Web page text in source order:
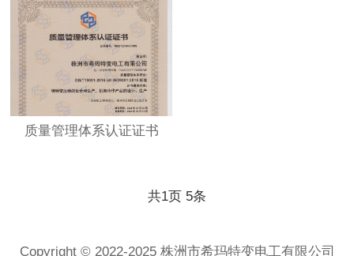
质量管理体系认证证书
共1页 5条
Copyright © 2022-2025 株洲市希玛特变电工有限公司